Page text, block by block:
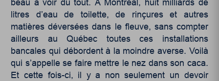
beau à voir du tout. À Montréal, huit milliards de
litres d’eau de toilette, de rinçures et autres
matières déversées dans le fleuve, sans compter
ailleurs au Québec toutes ces installations
bancales qui débordent à la moindre averse. Voilà
qui s’appelle se faire mettre le nez dans son caca.
Et cette fois-ci, il y a non seulement un devoir